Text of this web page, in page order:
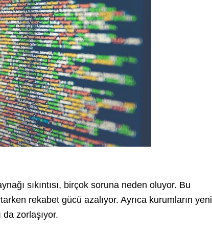
sıkıntısı, birçok soruna neden oluyor. Bu
rekabet gücü azalıyor. Ayrıca kurumların yeni
zorlaşıyor.